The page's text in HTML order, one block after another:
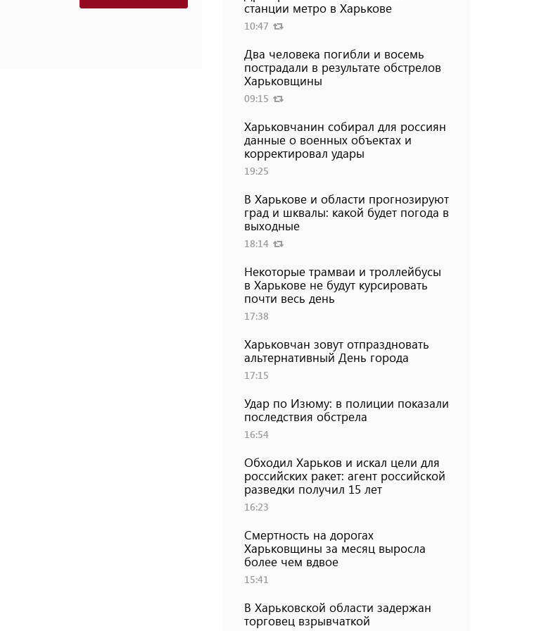
станции метро в Харькове
10:47
Два человека погибли и восемь
пострадали в результате обстрелов
Харьковщины
09:15
Харьковчанин собирал для россиян
данные о военных объектах и ​​
корректировал удары
19:25
В Харькове и области прогнозируют
град и шквалы: какой будет погода в
выходные
18:14
Некоторые трамваи и троллейбусы
в Харькове не будут курсировать
почти весь день
17:38
Харьковчан зовут отпраздновать
альтернативный День города
17:15
Удар по Изюму: в полиции показали
последствия обстрела
16:54
Обходил Харьков и искал цели для
российских ракет: агент российской
разведки получил 15 лет
16:23
Смертность на дорогах
Харьковщины за месяц выросла
более чем вдвое
15:41
В Харьковской области задержан
торговец взрывчаткой